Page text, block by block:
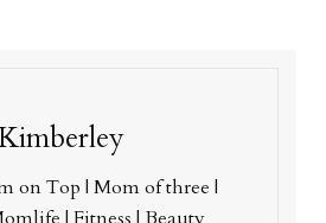
on Top | Mom of three |